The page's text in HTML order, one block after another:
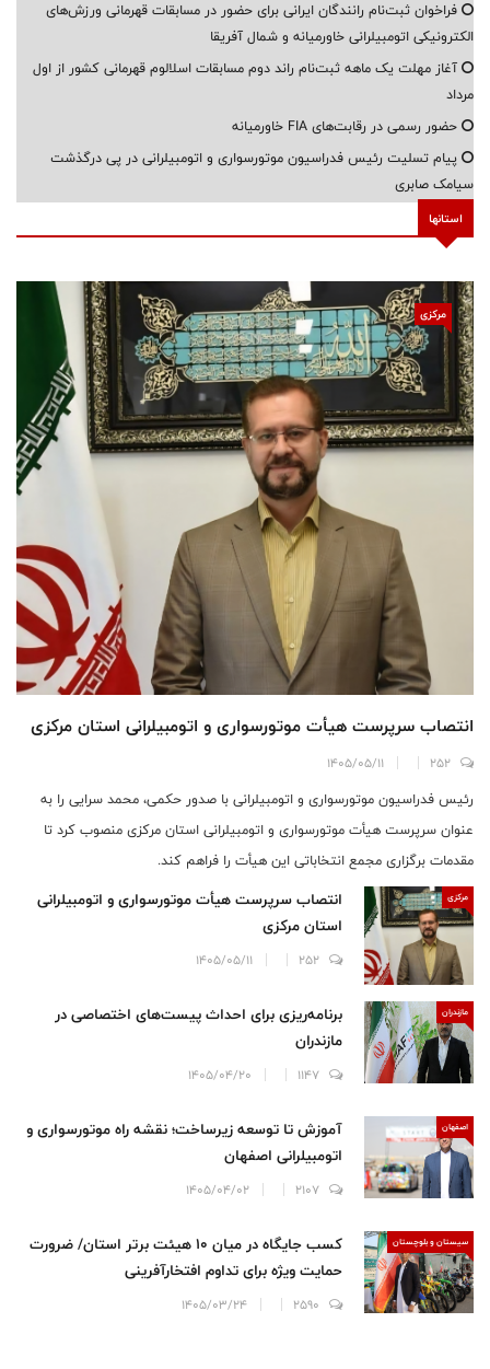
فراخوان ثبت‌نام رانندگان ایرانی برای حضور در مسابقات قهرمانی ورزش‌های
الکترونیکی اتومبیلرانی خاورمیانه و شمال آفریقا
آغاز مهلت یک ماهه ثبت‌نام راند دوم مسابقات اسلالوم قهرمانی کشور از اول
مرداد
حضور رسمی در رقابت‌های FIA خاورمیانه
پیام تسلیت رئیس فدراسیون موتورسواری و اتومبیلرانی در پی درگذشت
سیامک صابری
استانها
مرکزی
انتصاب سرپرست هیأت موتورسواری و اتومبیلرانی استان مرکزی
252
1405/05/11
رئیس فدراسیون موتورسواری و اتومبیلرانی با صدور حکمی، محمد سرایی را به
عنوان سرپرست هیأت موتورسواری و اتومبیلرانی استان مرکزی منصوب کرد تا
مقدمات برگزاری مجمع انتخاباتی این هیأت را فراهم کند.
مرکزی
انتصاب سرپرست هیأت موتورسواری و اتومبیلرانی
استان مرکزی
252
1405/05/11
مازندران
برنامه‌ریزی برای احداث پیست‌های اختصاصی در
مازندران
1147
1405/04/20
اصفهان
آموزش تا توسعه زیرساخت؛ نقشه راه موتورسواری و
اتومبیلرانی اصفهان
2107
1405/04/02
سيستان و بلوچستان
کسب جایگاه در میان ۱۰ هیئت برتر استان/ ضرورت
حمایت ویژه برای تداوم افتخارآفرینی
2590
1405/03/24